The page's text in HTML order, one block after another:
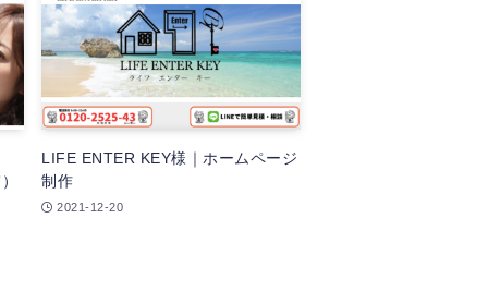
LIFE ENTER KEY様｜ホームページ
制作
2021-12-20